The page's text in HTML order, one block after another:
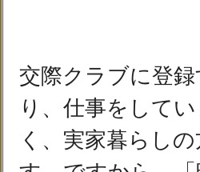
交際クラブに登
り、仕事をして
く、実家暮らし